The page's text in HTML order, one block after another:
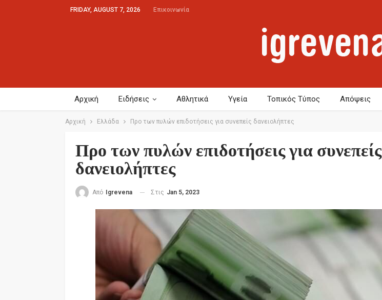
FRIDAY, AUGUST 7, 2026 Επικοινωνία
Αρχική Ειδήσεις Αθλητικά Υγεία Τοπικός Τύπος Απόψεις
Αρχική Ελλάδα Προ των πυλών επιδοτήσεις για συνεπείς δανειολήπτες
Προ των πυλών επιδοτήσεις για συνεπείς
δανειολήπτες
Από Igrevena Στις Jan 5, 2023